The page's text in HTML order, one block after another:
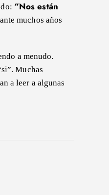
“Nos están
muchos años
a menudo.
Muchas
a leer a algunas